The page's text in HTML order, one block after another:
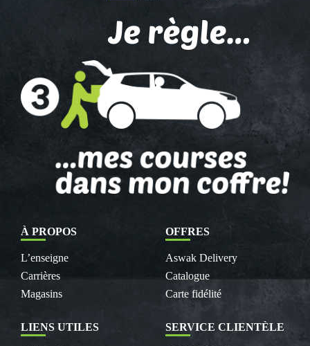
À PROPOS
L’enseigne
Carrières
Magasins
OFFRES
Aswak Delivery
Catalogue
Carte fidélité
LIENS UTILES SERVICE CLIENTÈLE